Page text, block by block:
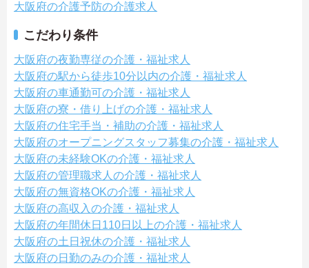
大阪府の介護予防の介護求人
こだわり条件
大阪府の夜勤専従の介護・福祉求人
大阪府の駅から徒歩10分以内の介護・福祉求人
大阪府の車通勤可の介護・福祉求人
大阪府の寮・借り上げの介護・福祉求人
大阪府の住宅手当・補助の介護・福祉求人
大阪府のオープニングスタッフ募集の介護・福祉求人
大阪府の未経験OKの介護・福祉求人
大阪府の管理職求人の介護・福祉求人
大阪府の無資格OKの介護・福祉求人
大阪府の高収入の介護・福祉求人
大阪府の年間休日110日以上の介護・福祉求人
大阪府の土日祝休の介護・福祉求人
大阪府の日勤のみの介護・福祉求人